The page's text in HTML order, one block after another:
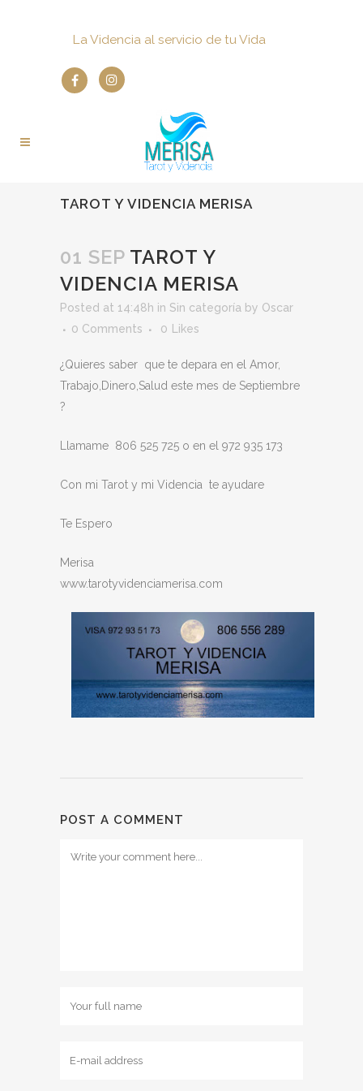
La Videncia al servicio de tu Vida
TAROT Y VIDENCIA MERISA
01 SEP TAROT Y
VIDENCIA MERISA
Posted at 14:48h in Sin categoría by Oscar
0 Comments
0 Likes
¿Quieres saber que te depara en el Amor,
Trabajo,Dinero,Salud este mes de Septiembre
?
Llamame 806 525 725 o en el 972 935 173
Con mi Tarot y mi Videncia te ayudare
Te Espero
Merisa
www.tarotyvidenciamerisa.com
POST A COMMENT